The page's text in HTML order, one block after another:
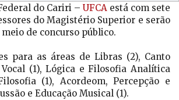
do Cariri – UFCA está com sete
do Magistério Superior e serão
de concurso público.
para as áreas de Libras (2), Canto
(1), Lógica e Filosofia Analítica
(1), Acordeom, Percepção e
e Educação Musical (1).